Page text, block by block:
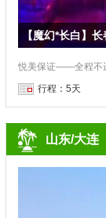
行程：5天
山东/大连